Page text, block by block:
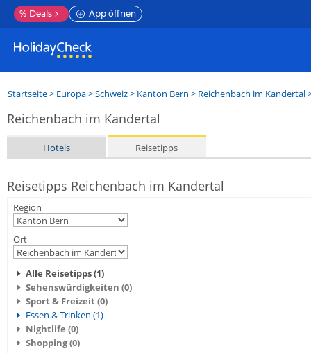
% Deals App öffnen
Startseite> Europa>Schweiz> Kanton Bern > Reichenbach im Kandertal
Reichenbach im Kandertal
Hotels Reisetipps
Reisetipps Reichenbach im Kandertal
Region
Ort
Alle Reisetipps (1)
Sehenswürdigkeiten (0)
Sport & Freizeit (0)
Essen & Trinken (1)
Nightlife (0)
Shopping (0)